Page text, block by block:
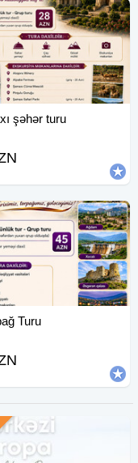
şəhər turu
Turu